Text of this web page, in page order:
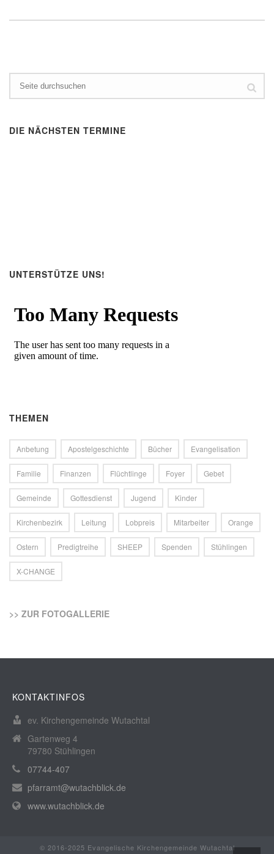
DIE NÄCHSTEN TERMINE
UNTERSTÜTZE UNS!
THEMEN
Anbetung Apostelgeschichte Bücher Evangelisation
Familie Finanzen Flüchtlinge Foyer Gebet
Gemeinde Gottesdienst Jugend Kinder
Kirchenbezirk Leitung Lobpreis Mitarbeiter Orange
Ostern Predigtreihe SHEEP Spenden Stühlingen
X-CHANGE
>> ZUR FOTOGALLERIE
KONTAKTINFOS
ev. Kirchengemeinde Wutachtal
Gartenweg 4
79780 Stühlingen
07744-407
pfarramt@wutachblick.de
www.wutachblick.de
© 2016-2025 Evangelische Kirchengemeinde Wutachtal